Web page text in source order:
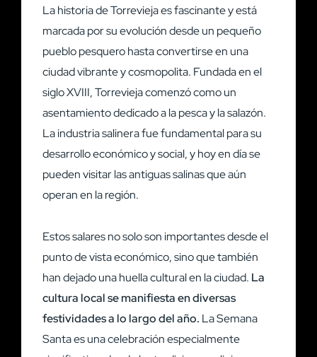
La historia de Torrevieja es fascinante y está
marcada por su evolución desde un pequeño
pueblo pesquero hasta convertirse en una
ciudad vibrante y cosmopolita. Fundada en el
siglo XVIII, Torrevieja comenzó como un
asentamiento dedicado a la pesca y la salazón.
La industria salinera fue fundamental para su
desarrollo económico y social, y hoy en día se
pueden visitar las antiguas salinas que aún
operan en la región.
Estos salares no solo son importantes desde el
punto de vista económico, sino que también
han dejado una huella cultural en la ciudad. La
cultura local se manifiesta en diversas
festividades a lo largo del año. La Semana
Santa es una celebración especialmente